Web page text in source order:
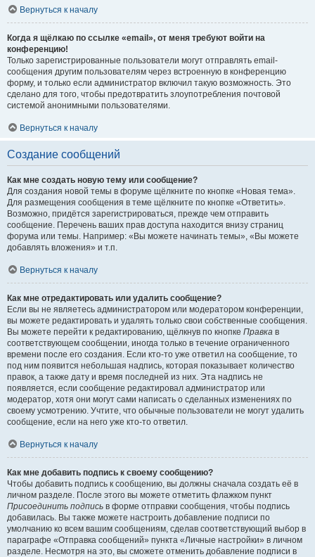
Вернуться к началу
Когда я щёлкаю по ссылке «email», от меня требуют войти на
конференцию!
Только зарегистрированные пользователи могут отправлять email-
сообщения другим пользователям через встроенную в конференцию
форму, и только если администратор включил такую возможность. Это
сделано для того, чтобы предотвратить злоупотребления почтовой
системой анонимными пользователями.
Вернуться к началу
Создание сообщений
Как мне создать новую тему или сообщение?
Для создания новой темы в форуме щёлкните по кнопке «Новая тема».
Для размещения сообщения в теме щёлкните по кнопке «Ответить».
Возможно, придётся зарегистрироваться, прежде чем отправить
сообщение. Перечень ваших прав доступа находится внизу страниц
форума или темы. Например: «Вы можете начинать темы», «Вы можете
добавлять вложения» и т.п.
Вернуться к началу
Как мне отредактировать или удалить сообщение?
Если вы не являетесь администратором или модератором конференции,
вы можете редактировать и удалять только свои собственные сообщения.
Вы можете перейти к редактированию, щёлкнув по кнопке Правка в
соответствующем сообщении, иногда только в течение ограниченного
времени после его создания. Если кто-то уже ответил на сообщение, то
под ним появится небольшая надпись, которая показывает количество
правок, а также дату и время последней из них. Эта надпись не
появляется, если сообщение редактировал администратор или
модератор, хотя они могут сами написать о сделанных изменениях по
своему усмотрению. Учтите, что обычные пользователи не могут удалить
сообщение, если на него уже кто-то ответил.
Вернуться к началу
Как мне добавить подпись к своему сообщению?
Чтобы добавить подпись к сообщению, вы должны сначала создать её в
личном разделе. После этого вы можете отметить флажком пункт
Присоединить подпись в форме отправки сообщения, чтобы подпись
добавилась. Вы также можете настроить добавление подписи по
умолчанию ко всем вашим сообщениям, сделав соответствующий выбор в
параграфе «Отправка сообщений» пункта «Личные настройки» в личном
разделе. Несмотря на это, вы сможете отменить добавление подписи в